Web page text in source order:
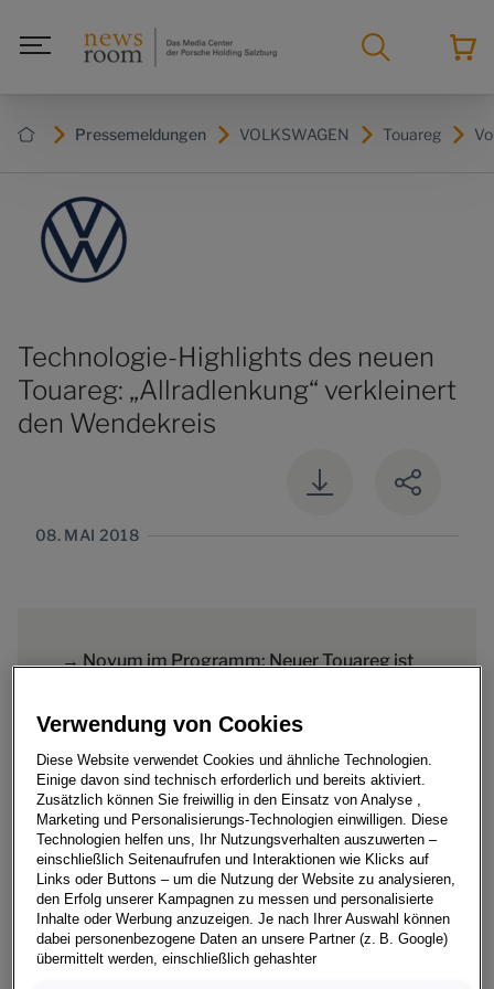
Pressemeldungen VOLKSWAGEN Touareg
Technologie-Highlights des neuen
Touareg: „Allradlenkung“ verkleinert
den Wendekreis
08. MAI 2018
→ Novum im Programm: Neuer Touareg ist
lenkenden Hinterachse
→ Neue „Allradlenkung“ macht das
Oberklasse-SUV in der City wendig wie einen
Kompaktwagen
Es klingt ein wenig nach der Quadratur des Kreises: Da
Verwendung von Cookies
Diese Website verwendet Cookies und ähnliche Technologien.
Einige davon sind technisch erforderlich und bereits aktiviert.
Zusätzlich können Sie freiwillig in den Einsatz von Analyse ,
Marketing und Personalisierungs-Technologien einwilligen. Diese
Technologien helfen uns, Ihr Nutzungsverhalten auszuwerten –
einschließlich Seitenaufrufen und Interaktionen wie Klicks auf
Links oder Buttons – um die Nutzung der Website zu analysieren,
den Erfolg unserer Kampagnen zu messen und personalisierte
Inhalte oder Werbung anzuzeigen. Je nach Ihrer Auswahl können
dabei personenbezogene Daten an unsere Partner (z. B. Google)
übermittelt werden, einschließlich gehashter